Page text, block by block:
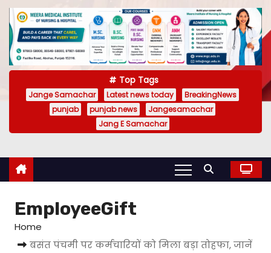
Top Tags
Jange Samachar Latest news today
BreakingNews
punjab
punjab news
Jangesamachar
Jang E Samachar
EmployeeGift
Home
बसंत पंचमी पर कर्मचारियों को मिला बड़ा तोहफा, जानें